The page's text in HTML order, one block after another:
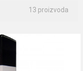
13 proizvoda